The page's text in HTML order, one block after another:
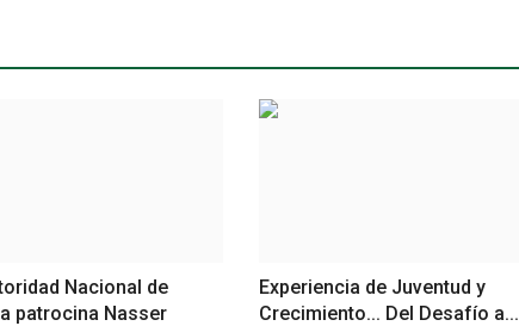
Nacional de
patrocina Nasser
Experiencia de Juventud y
Crecimiento... Del Desafío a...